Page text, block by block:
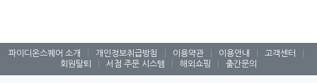
파이디온스퀘어 소개 개인정보취급방침 이용약관 이용안내 고객센터
회원탈퇴
서점 주문 시스템 해외쇼핑 출간문의